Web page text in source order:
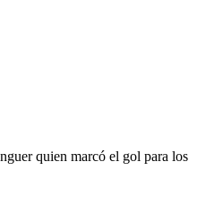
quien marcó el gol para los